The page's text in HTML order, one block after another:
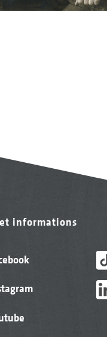
informations